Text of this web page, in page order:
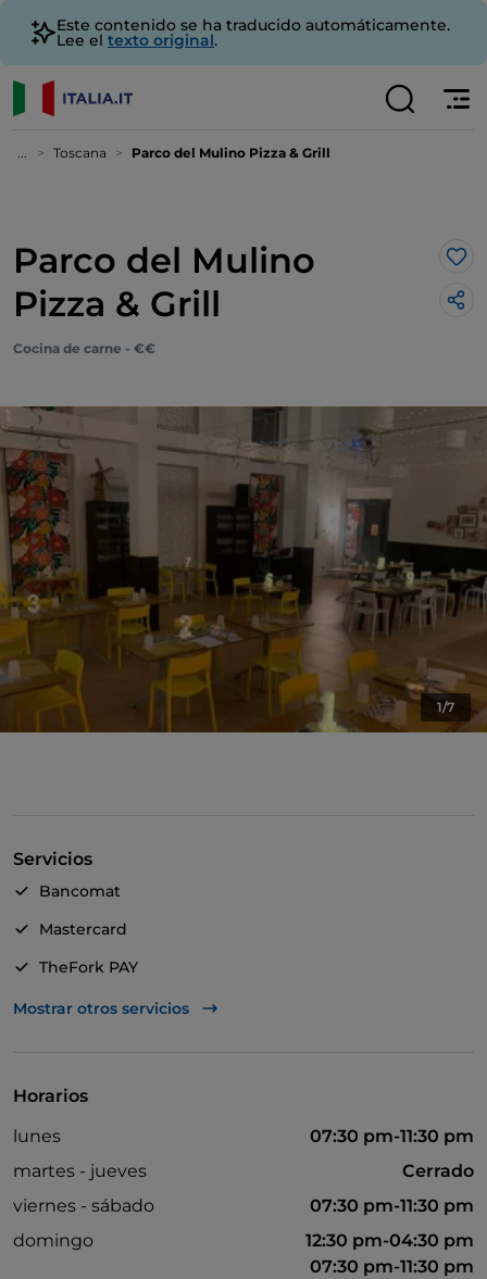
Este contenido se ha traducido automáticamente.
Lee el texto original.
... Toscana Parco del Mulino Pizza & Grill
Parco del Mulino
Pizza & Grill
Me
Cocina de carne - €€
1/7
Servicios
Bancomat
Mastercard
TheFork PAY
UnionPay via TheFork PAY
Mostrar otros servicios
Horarios
lunes
07:30 pm-11:30 pm
martes - jueves
Cerrado
viernes - sábado
07:30 pm-11:30 pm
domingo
12:30 pm-04:30 pm
07:30 pm-11:30 pm